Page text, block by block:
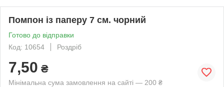
Помпон із паперу 7 см. чорний
Готово до відправки
Код: 10654
Роздріб
7,50 ₴
Мінімальна сума замовлення на сайті — 200 ₴